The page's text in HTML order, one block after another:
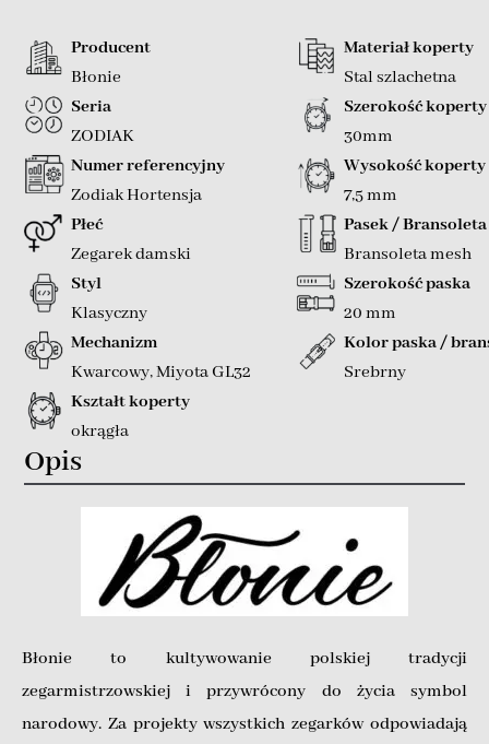
Producent
Błonie
Seria
ZODIAK
Numer referencyjny
Zodiak Hortensja
Płeć
Zegarek damski
Styl
Klasyczny
Mechanizm
Kwarcowy,Miyota GL32
Kształt koperty
okrągła
Materiał koperty
Stal szlachetna
Szerokość koperty
30mm
Wysokość koperty
7,5 mm
Pasek / Bransoleta
Bransoleta mesh
Szerokość paska
20 mm
Kolor paska /
Srebrny
Opis
Błonie to kultywowanie polskiej tradycji
zegarmistrzowskiej i przywrócony do życia symbol
narodowy. Za projekty wszystkich zegarków odpowiadają